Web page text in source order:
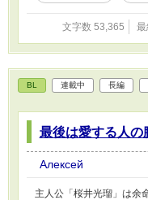
文字数 53,365
BL 連載中 長編
最後は愛する人の
Алексей
主人公「桜井光瑠」は余